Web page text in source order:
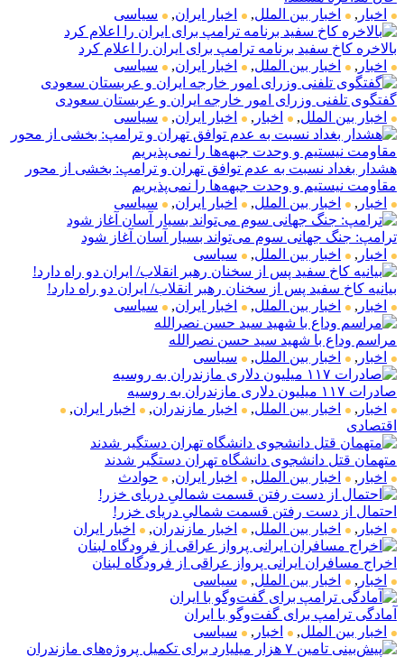
اخبار , اخبار بین الملل, اخبار ایران, سیاسی
بالاخره کاخ سفید برنامه ترامپ برای ایران را اعلام کرد
اخبار , اخبار بین الملل, اخبار ایران, سیاسی
گفتگوی تلفنی وزرای امور خارجه ایران و عربستان سعودی
اخبار بین الملل, اخبار , اخبار ایران, سیاسی
هشدار بغداد نسبت به عدم توافق تهران و ترامپ: بخشی از محور
مقاومت نیستیم و وحدت جبهه‌ها را نمی‌پذیریم
اخبار , اخبار بین الملل, اخبار ایران, سیاسی
ترامپ: جنگ جهانی سوم می‌تواند بسیار آسان آغاز شود
اخبار , اخبار بین الملل, سیاسی
بیانیه کاخ سفید پس از سخنان رهبر انقلاب/ ایران دو راه دارد!
اخبار , اخبار بین الملل, اخبار ایران, سیاسی
مراسم وداع با شهید سید حسن نصرالله
اخبار , اخبار بین الملل, سیاسی
صادرات ۱۱۷ میلیون دلاری مازندران به روسیه
اخبار , اخبار بین الملل, اخبار مازندران, اخبار ایران,
اقتصادی
متهمان قتل دانشجوی دانشگاه تهران دستگیر شدند
اخبار , اخبار بین الملل, اخبار ایران, حوادث
احتمال از دست رفتن قسمت شمالیِ دریای خزر!
اخبار , اخبار بین الملل, اخبار مازندران, اخبار ایران
اخراج مسافران ایرانی پرواز عراقی از فرودگاه لبنان
اخبار , اخبار بین الملل, سیاسی
آمادگی ترامپ برای گفت‌وگو با ایران
اخبار بین الملل, اخبار , سیاسی